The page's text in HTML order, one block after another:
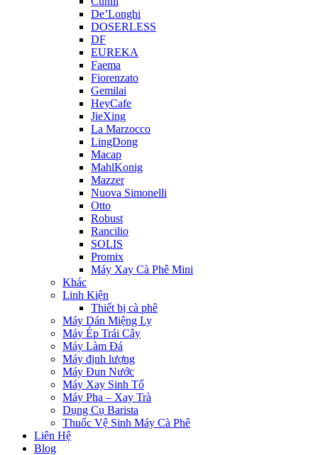
De’Longhi
DOSERLESS
DF
EUREKA
Faema
Fiorenzato
Gemilai
HeyCafe
JieXing
La Marzocco
LingDong
Macap
MahlKonig
Mazzer
Nuova Simonelli
Otto
Robust
Rancilio
SOLIS
Promix
Máy Xay Cà Phê Mini
Khác
Linh Kiện
Thiết bị cà phê
Máy Dán Miệng Ly
Máy Ép Trái Cây
Máy Làm Đá
Máy định lượng
Máy Đun Nước
Máy Xay Sinh Tố
Máy Pha – Xay Trà
Dụng Cụ Barista
Thuốc Vệ Sinh Máy Cà Phê
Liên Hệ
Blog